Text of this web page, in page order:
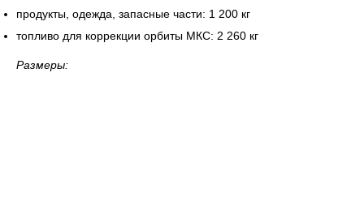
продукты, одежда, запасные части: 1 200 кг
топливо для коррекции орбиты МКС: 2 260 кг
Размеры: